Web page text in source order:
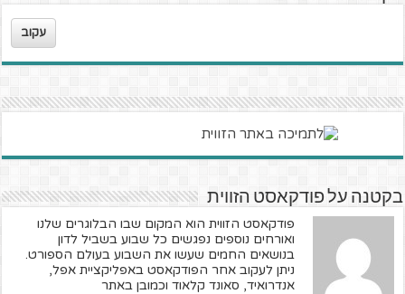
עקוב
בקטנה על פודקאסט הזווית
פודקאסט הזווית הוא המקום שבו הבלוגרים שלנו
ואורחים נוספים נפגשים כל שבוע בשביל לדון
בנושאים החמים שעשו את השבוע בעולם הספורט.
ניתן לעקוב אחר הפודקאסט באפליקציית אפל,
אנדרואיד, סאונד קלאוד וכמובן באתר